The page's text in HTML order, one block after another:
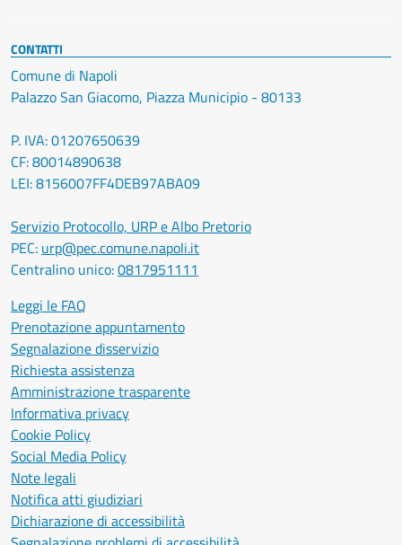
CONTATTI
Comune di Napoli
Palazzo San Giacomo, Piazza Municipio - 80133
P. IVA: 01207650639
CF: 80014890638
LEI: 8156007FF4DEB97ABA09
Servizio Protocollo, URP e Albo Pretorio
PEC: urp@pec.comune.napoli.it
Centralino unico:0817951111
Leggi le FAQ
Prenotazione appuntamento
Segnalazione disservizio
Richiesta assistenza
Amministrazione trasparente
Informativa privacy
Cookie Policy
Social Media Policy
Note legali
Notifica atti giudiziari
Dichiarazione di accessibilità